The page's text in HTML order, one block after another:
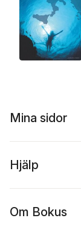
Mina sidor
Hjälp
Om Bokus